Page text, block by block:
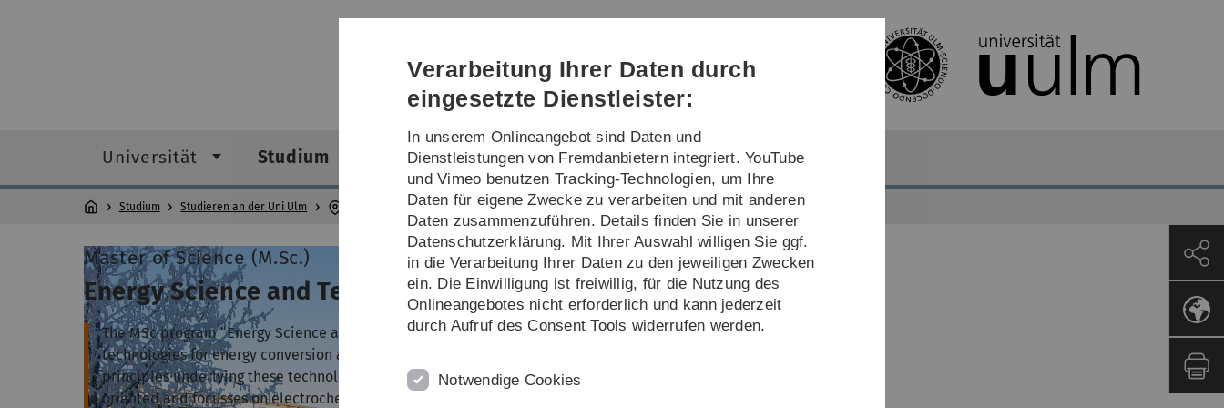
Direkt
Direkt
Direkt
(Sprache,
Drucken,
Social
Direkt
Direkt
Universität Studium Forschung Transfer
Studium Studieren an der Uni Ulm Studiengänge
Master of Science (M.Sc.)
Energy Science and Technology
The MSc program “Energy Science and Technology” deals with modern
technologies for energy conversion and storage and with the scientific
principles underlying these technologies. The program is strongly research-
oriented and focusses on electrochemical energy conversion and storage in
Verarbeitung Ihrer Daten durch
eingesetzte Dienstleister:
In unserem Onlineangebot sind Daten und
Dienstleistungen von Fremdanbietern integriert. YouTube
und Vimeo benutzen Tracking-Technologien, um Ihre
Daten für eigene Zwecke zu verarbeiten und mit anderen
Daten zusammenzuführen. Details finden Sie in unserer
Datenschutzerklärung. Mit Ihrer Auswahl willigen Sie ggf.
in die Verarbeitung Ihrer Daten zu den jeweiligen Zwecken
ein. Die Einwilligung ist freiwillig, für die Nutzung des
Onlineangebotes nicht erforderlich und kann jederzeit
durch Aufruf des Consent Tools widerrufen werden.
Notwendige Cookies